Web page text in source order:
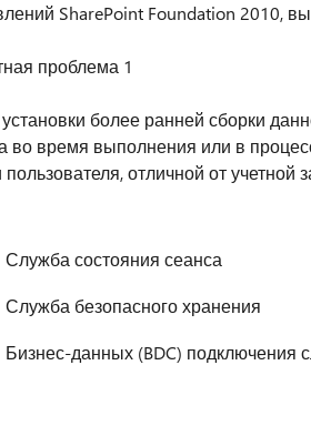
SharePoint Foundation 2010,
проблема 1
более ранней сборки
во время выполнения или в
пользователя, отличной от
Служба состояния сеанса
Служба безопасного хранения
Бизнес-данных (BDC) подключения